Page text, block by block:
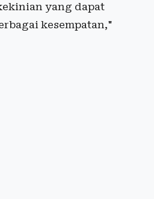
yang dapat
kesempatan,"